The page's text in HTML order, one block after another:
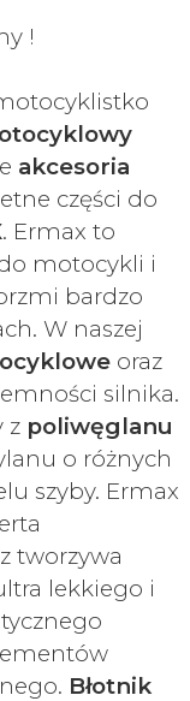
!
akcesoria
części do
. Ermax to
motocykli i
bardzo
. W naszej
oraz
silnika.
z poliwęglanu
o różnych
szyby. Ermax
tworzywa
lekkiego i
Błotnik